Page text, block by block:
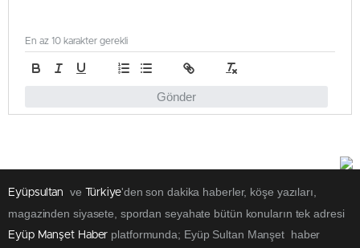
Gönder
En az 10 karakter gerekli
Eyüpsultan ve Türkiye'den son dakika haberler, köşe yazıları,
magazinden siyasete, spordan seyahate bütün konuların tek adresi
Eyüp Manşet Haber platformunda; Eyüp Sultan Manşet haber